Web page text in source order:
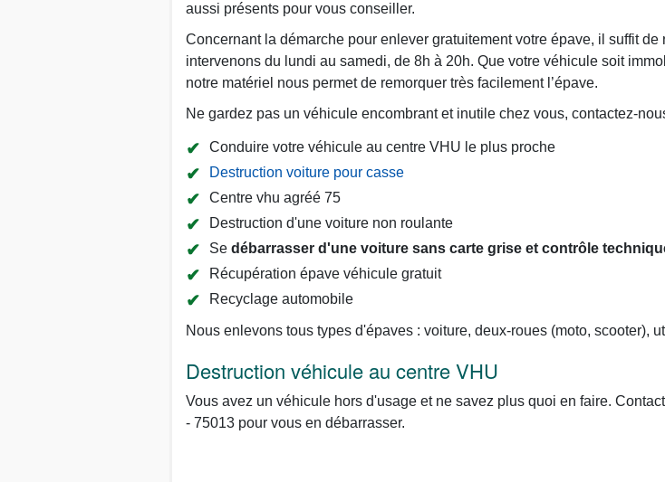
aussi présents pour vous conseiller.
Concernant la démarche pour enlever gratuitement votre épave, il suffit
intervenons du lundi au samedi, de 8h à 20h. Que votre véhicule soit
notre matériel nous permet de remorquer très facilement l’épave.
Ne gardez pas un véhicule encombrant et inutile chez vous, contactez-
Conduire votre véhicule au centre VHU le plus proche
Destruction voiture pour casse
Centre vhu agréé 75
Destruction d'une voiture non roulante
Se débarrasser d'une voiture sans carte grise et contrôle
Récupération épave véhicule gratuit
Recyclage automobile
Nous enlevons tous types d'épaves : voiture, deux-roues (moto, scooter),
Destruction véhicule au centre VHU
Vous avez un véhicule hors d'usage et ne savez plus quoi en faire.
- 75013 pour vous en débarrasser.